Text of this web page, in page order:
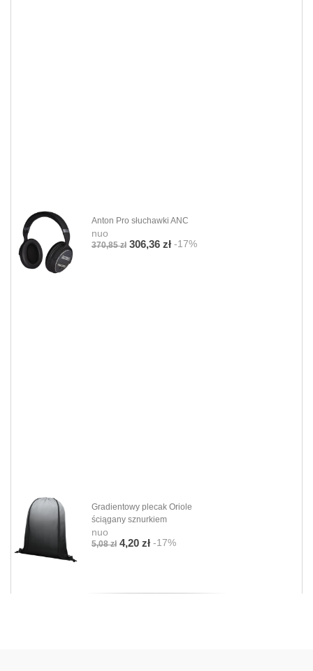
Anton Pro słuchawki ANC
nuo
370,85 zł 306,36 zł -17%
Gradientowy plecak Oriole
ściągany sznurkiem
nuo
5,08 zł 4,20 zł -17%